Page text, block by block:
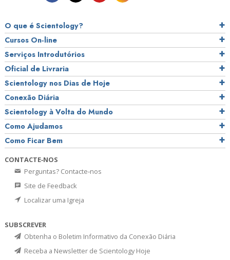
O que é Scientology?
Cursos On‑line
Serviços Introdutórios
Oficial de Livraria
Scientology nos Dias de Hoje
Conexão Diária
Scientology à Volta do Mundo
Como Ajudamos
Como Ficar Bem
CONTACTE‑NOS
Perguntas? Contacte‑nos
Site de Feedback
Localizar uma Igreja
SUBSCREVER
Obtenha o Boletim Informativo da Conexão Diária
Receba a Newsletter de Scientology Hoje